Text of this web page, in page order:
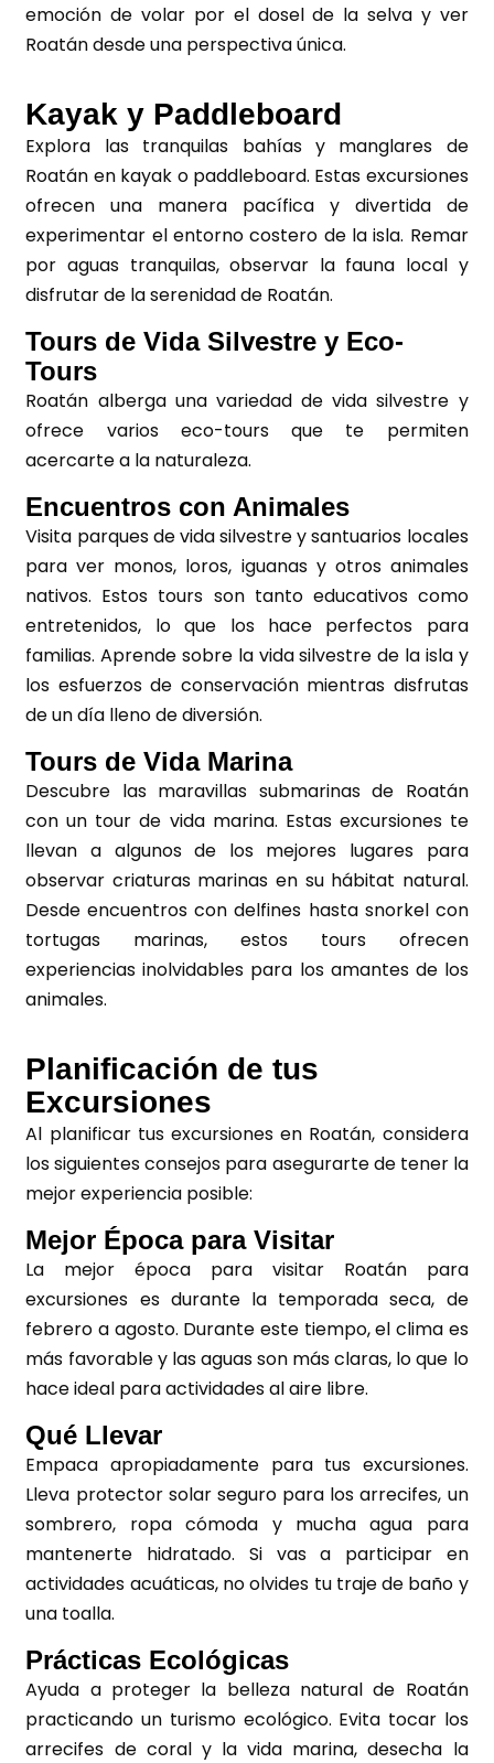
emoción de volar por el dosel de la selva y ver
Roatán desde una perspectiva única.
Kayak y Paddleboard
Explora las tranquilas bahías y manglares de
Roatán en kayak o paddleboard. Estas excursiones
ofrecen una manera pacífica y divertida de
experimentar el entorno costero de la isla. Remar
por aguas tranquilas, observar la fauna local y
disfrutar de la serenidad de Roatán.
Tours de Vida Silvestre y Eco-
Tours
Roatán alberga una variedad de vida silvestre y
ofrece varios eco-tours que te permiten
acercarte a la naturaleza.
Encuentros con Animales
Visita parques de vida silvestre y santuarios locales
para ver monos, loros, iguanas y otros animales
nativos. Estos tours son tanto educativos como
entretenidos, lo que los hace perfectos para
familias. Aprende sobre la vida silvestre de la isla y
los esfuerzos de conservación mientras disfrutas
de un día lleno de diversión.
Tours de Vida Marina
Descubre las maravillas submarinas de Roatán
con un tour de vida marina. Estas excursiones te
llevan a algunos de los mejores lugares para
observar criaturas marinas en su hábitat natural.
Desde encuentros con delfines hasta snorkel con
tortugas marinas, estos tours ofrecen
experiencias inolvidables para los amantes de los
animales.
Planificación de tus
Excursiones
Al planificar tus excursiones en Roatán, considera
los siguientes consejos para asegurarte de tener la
mejor experiencia posible:
Mejor Época para Visitar
La mejor época para visitar Roatán para
excursiones es durante la temporada seca, de
febrero a agosto. Durante este tiempo, el clima es
más favorable y las aguas son más claras, lo que lo
hace ideal para actividades al aire libre.
Qué Llevar
Empaca apropiadamente para tus excursiones.
Lleva protector solar seguro para los arrecifes, un
sombrero, ropa cómoda y mucha agua para
mantenerte hidratado. Si vas a participar en
actividades acuáticas, no olvides tu traje de baño y
una toalla.
Prácticas Ecológicas
Ayuda a proteger la belleza natural de Roatán
practicando un turismo ecológico. Evita tocar los
arrecifes de coral y la vida marina, desecha la